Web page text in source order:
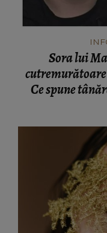
Sora lui
cutremurătoare
Ce spune